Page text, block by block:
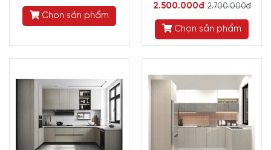
Chọn sản phẩm
2.500.000đ 2.700.000đ
Chọn sản phẩm